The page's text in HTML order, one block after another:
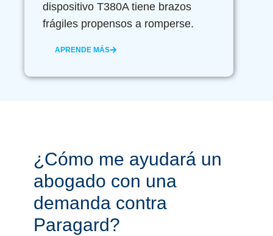
dispositivo T380A tiene brazos
frágiles propensos a romperse.
APRENDE MÁS
¿Cómo me ayudará un
abogado con una
demanda contra
Paragard?